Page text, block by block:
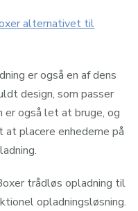
alternativet til
er også en af dens
design, som passer
er også let at bruge, og
placere enhederne på
trådløs opladning til
opladningsløsning.